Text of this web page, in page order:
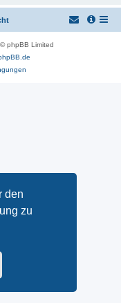
den
zu
phpBB Limited